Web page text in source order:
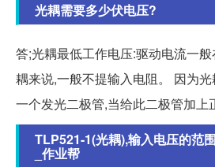
光耦需要多少伏电压?
答;光耦最低工作电压:驱动电流一
耦来说,一般不提输入电阻。 因为
一个发光二极管,当给此二极管加上
TLP521-1(光耦),输入电压的范
_作业帮